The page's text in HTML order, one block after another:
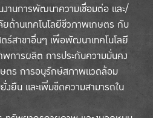
งานการพัฒนาความเชื่อมต่อ และ/
ด้านเทคโนโลยีชีวภาพเกษตร กับ
ร์สาขาอื่นๆ เพื่อพัฒนาเทคโนโลยี
พการผลิต การประกันความมั่นคง
ษตร การอนุรักษ์สภาพแวดล้อม
งยืน และเพิ่มขีดความสามารถใน